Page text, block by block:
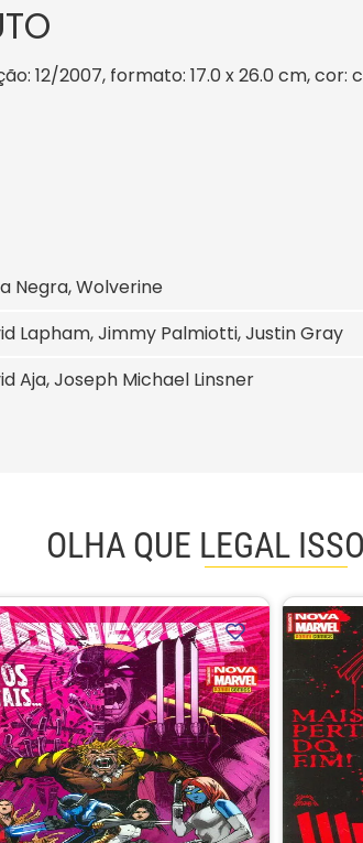
12/2007, formato: 17.0 x 26.0 cm,
Negra, Wolverine
Lapham, Jimmy Palmiotti, Justin Gray
Aja, Joseph Michael Linsner
OLHA QUE LEGAL